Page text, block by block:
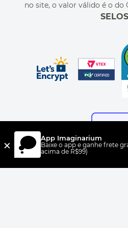
no site, o valor válido é o do
SELOS
FORMAS DE
× App Imaginarium
Baixe o app e ganhe frete
acima de R$99)